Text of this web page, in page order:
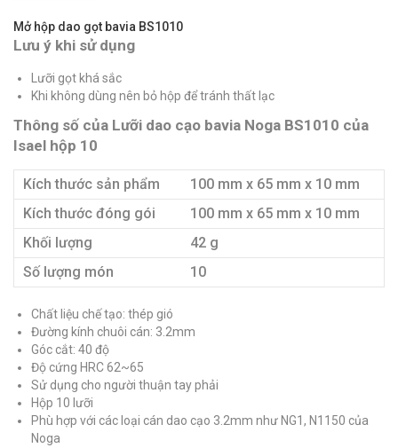
Mở hộp dao gọt bavia BS1010
Lưu ý khi sử dụng
Lưỡi gọt khá sắc
Khi không dùng nên bỏ hộp để tránh thất lạc
Thông số của Lưỡi dao cạo bavia Noga BS1010 của
Isael hộp 10
Kích thước sản phẩm
100 mm x 65 mm x 10 mm
Kích thước đóng gói
100 mm x 65 mm x 10 mm
Khối lượng
42 g
Số lượng món
10
Chất liệu chế tạo: thép gió
Đường kính chuôi cán: 3.2mm
Góc cắt: 40 độ
Độ cứng HRC 62~65
Sử dụng cho người thuận tay phải
Hộp 10 lưỡi
Phù hợp với các loại cán dao cạo 3.2mm như NG1, N1150 của
Noga